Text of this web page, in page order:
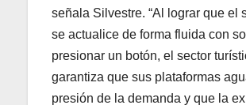
señala Silvestre. “Al lograr que el
se actualice de forma fluida con
presionar un botón, el sector
garantiza que sus plataformas
presión de la demanda y que la